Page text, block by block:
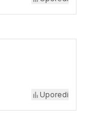
Uporedi